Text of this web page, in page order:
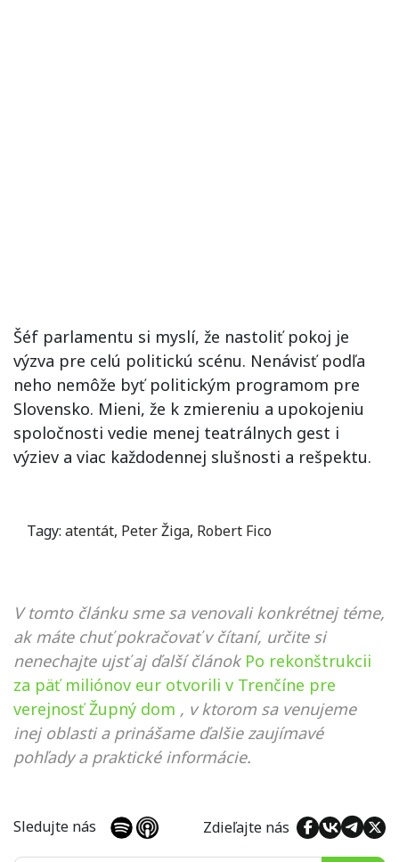
Šéf parlamentu si myslí, že nastoliť pokoj je
výzva pre celú politickú scénu. Nenávisť podľa
neho nemôže byť politickým programom pre
Slovensko. Mieni, že k zmiereniu a upokojeniu
spoločnosti vedie menej teatrálnych gest i
výziev a viac každodennej slušnosti a rešpektu.
Tagy: atentát, Peter Žiga, Robert Fico
V tomto článku sme sa venovali konkrétnej téme,
ak máte chuť pokračovať v čítaní, určite si
nenechajte ujsť aj ďalší článok Po rekonštrukcii
za päť miliónov eur otvorili v Trenčíne pre
verejnosť Župný dom , v ktorom sa venujeme
inej oblasti a prinášame ďalšie zaujímavé
pohľady a praktické informácie.
Sledujte nás Zdieľajte nás